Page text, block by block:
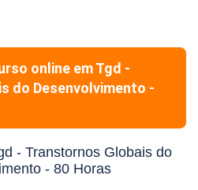
online emTgd -
do Desenvolvimento -
- Transtornos Globais do
- 80 Horas